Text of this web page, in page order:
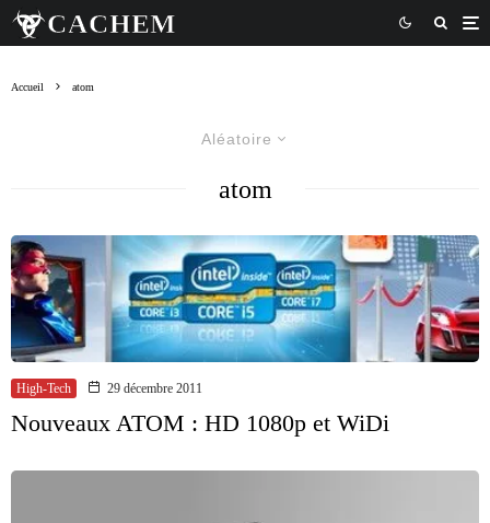
Accueil atom
Aléatoire
atom
High-Tech 29 décembre 2011
Nouveaux ATOM : HD 1080p et WiDi